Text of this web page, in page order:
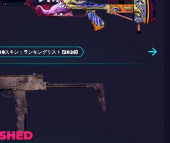
スキン：ランキングリスト [2026]